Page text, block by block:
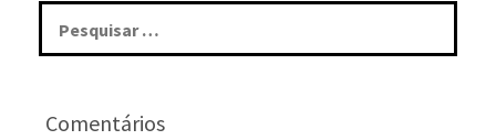
Pesquisar
por:
Comentários